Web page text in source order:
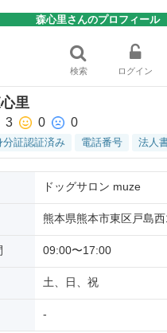
森心里さんのプロフィール
検索 ログイン
里
3 0 0
分証認証済み 電話番号 法人
ドッグサロン muze
熊本県熊本市東区戸島
09:00〜17:00
土、日、祝
-